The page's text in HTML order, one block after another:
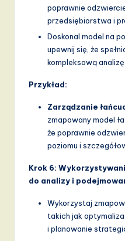
poprawnie
przedsiębiorstwa i
Doskonal model na
upewnij się, że
kompleksową analizę.
Przykład:
Zarządzanie
zmapowany model
że poprawnie
poziomu i
Krok 6:
do analizy i
Wykorzystaj
takich jak
i planowanie